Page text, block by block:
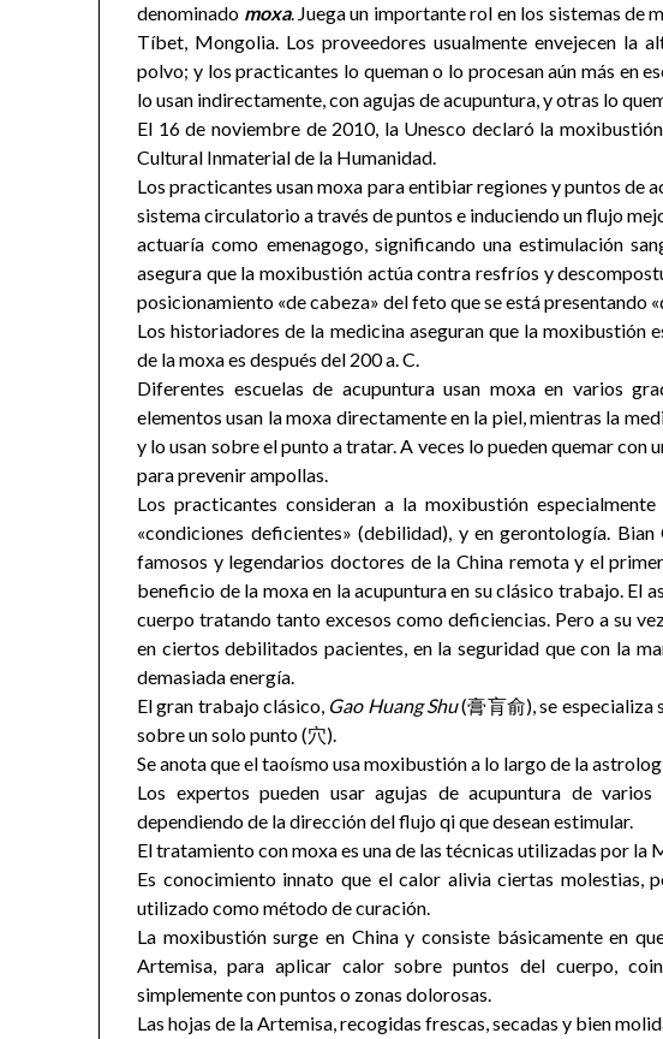
denominado moxa. Juega un importante rol en los sistemas de
Tíbet, Mongolia. Los proveedores usualmente envejecen la
polvo; y los practicantes lo queman o lo procesan aún más en
lo usan indirectamente, con agujas de acupuntura, y otras lo
El 16 de noviembre de 2010, la Unesco declaró la
Cultural Inmaterial de la Humanidad.
Los practicantes usan moxa para entibiar regiones y puntos de
sistema circulatorio a través de puntos e induciendo un flujo
actuaría como emenagogo, significando una estimulación
asegura que la moxibustión actúa contra resfríos y
posicionamiento «de cabeza» del feto que se está presentando
Los historiadores de la medicina aseguran que la moxibustión
de la moxa es después del 200 a. C.
Diferentes escuelas de acupuntura usan moxa en varios
elementos usan la moxa directamente en la piel, mientras la
y lo usan sobre el punto a tratar. A veces lo pueden quemar con
para prevenir ampollas.
Los practicantes consideran a la moxibustión
«condiciones deficientes» (debilidad), y en gerontología. Bian
famosos y legendarios doctores de la China remota y el
beneficio de la moxa en la acupuntura en su clásico trabajo. El
cuerpo tratando tanto excesos como deficiencias. Pero a su
en ciertos debilitados pacientes, en la seguridad que con la
demasiada energía.
El gran trabajo clásico, Gao Huang Shu(膏肓俞), se especializa
sobre un solo punto (穴).
Se anota que el taoísmo usa moxibustión a lo largo de la
Los expertos pueden usar agujas de acupuntura de
dependiendo de la dirección del flujo qi que desean estimular.
El tratamiento con moxa es una de las técnicas utilizadas por la
Es conocimiento innato que el calor alivia ciertas molestias,
utilizado como método de curación.
La moxibustión surge en China y consiste básicamente en
Artemisa, para aplicar calor sobre puntos del cuerpo,
simplemente con puntos o zonas dolorosas.
Las hojas de la Artemisa, recogidas frescas, secadas y bien